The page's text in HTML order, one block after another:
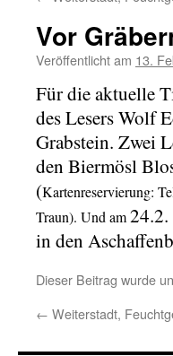
Vor
Veröffentlicht am 13.
Für die aktuelle
des Lesers Wolf
Grabstein. Zwei
den Biermösl
(Kartenreservierung:
Traun). Und am24.2.
in den
Dieser Beitrag wurde
← Weiterstadt,